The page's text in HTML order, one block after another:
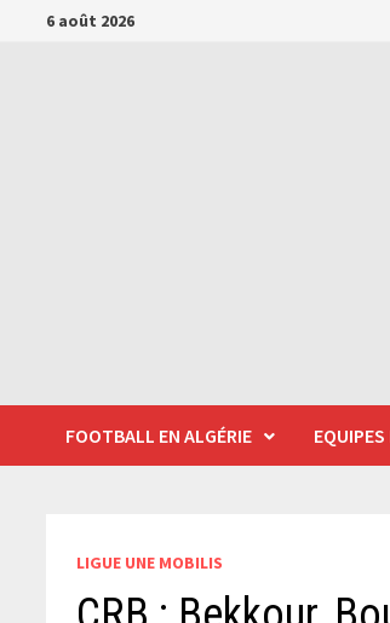
Passer6 août 2026
FOOTBALL EN ALGÉRIE
LIGUE UNE MOBILIS